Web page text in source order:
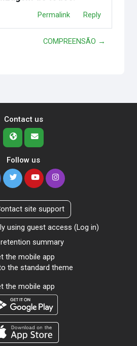
Permalink Reply
COMPREENSÃO →
Contact us
Follow us
site support
using guest access (Log in)
summary
the mobile app
the standard theme
the mobile app